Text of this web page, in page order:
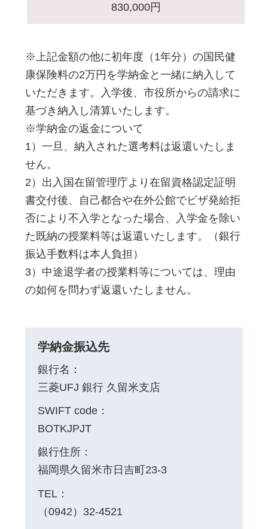
830,000円
※上記金額の他に初年度（1年分）の国民健
康保険料の2万円を学納金と一緒に納入して
いただきます。入学後、市役所からの請求に
基づき納入し清算いたします。
※学納金の返金について
1）一旦、納入された選考料は返還いたしま
せん。
2）出入国在留管理庁より在留資格認定証明
書交付後、自己都合や在外公館でビザ発給拒
否により不入学となった場合、入学金を除い
た既納の授業料等は返還いたします。（銀行
振込手数料は本人負担）
3）中途退学者の授業料等については、理由
の如何を問わず返還いたしません。
学納金振込先
銀行名 ：
三菱UFJ 銀行 久留米支店
SWIFT code：
BOTKJPJT
銀行住所：
福岡県久留米市日吉町23‐3
TEL：
（0942）32‐4521